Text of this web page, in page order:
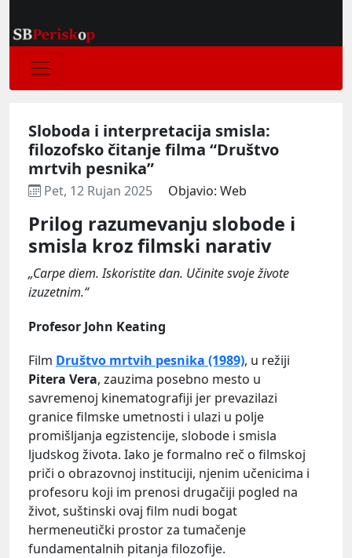
Sloboda i interpretacija smisla:
filozofsko čitanje filma “Društvo
mrtvih pesnika”
Pet, 12 Rujan 2025 Objavio: Web
Prilog razumevanju slobode i
smisla kroz filmski narativ
„Carpe diem. Iskoristite dan. Učinite svoje živote
izuzetnim.“
Profesor John Keating
Film Društvo mrtvih pesnika (1989), u režiji
Pitera Vera, zauzima posebno mesto u
savremenoj kinematografiji jer prevazilazi
granice filmske umetnosti i ulazi u polje
promišljanja egzistencije, slobode i smisla
ljudskog života. Iako je formalno reč o filmskoj
priči o obrazovnoj instituciji, njenim učenicima i
profesoru koji im prenosi drugačiji pogled na
život, suštinski ovaj film nudi bogat
hermeneutički prostor za tumačenje
fundamentalnih pitanja filozofije.